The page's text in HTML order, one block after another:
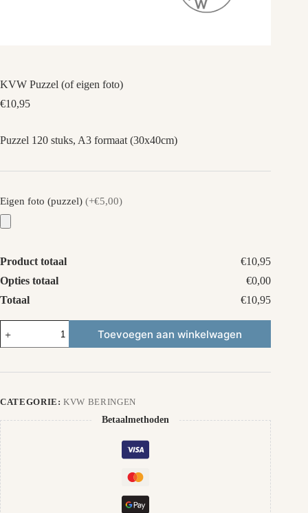
KVW Puzzel (of eigen foto)
€10,95
Puzzel 120 stuks, A3 formaat (30x40cm)
Eigen foto (puzzel) (+€5,00)
Product totaal
€10,95
Opties totaal
€0,00
Totaal
€10,95
Puzzel
(of
foto)
Toevoegen aan winkelwagen
CATEGORIE:KVW BERINGEN
Betaalmethoden